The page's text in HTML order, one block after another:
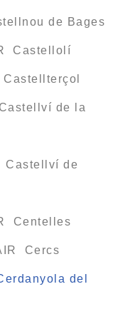
de Bages
Castellolí
de la
Castellví de
Centelles
Cercs
del